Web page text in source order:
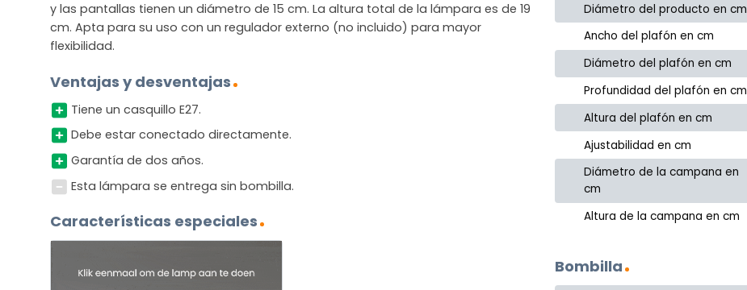
y las pantallas tienen un diámetro de 15 cm. La altura total de la lámpara es de 19
cm. Apta para su uso con un regulador externo (no incluido) para mayor
flexibilidad.
Ventajas y desventajas
Tiene un casquillo E27.
Debe estar conectado directamente.
Garantía de dos años.
Esta lámpara se entrega sin bombilla.
Características especiales
Diámetro del producto en cm
Ancho del plafón en cm
Diámetro del plafón en cm
Profundidad del plafón en cm
Altura del plafón en cm
Ajustabilidad en cm
Diámetro de la campana en
cm
Altura de la campana en cm
Bombilla